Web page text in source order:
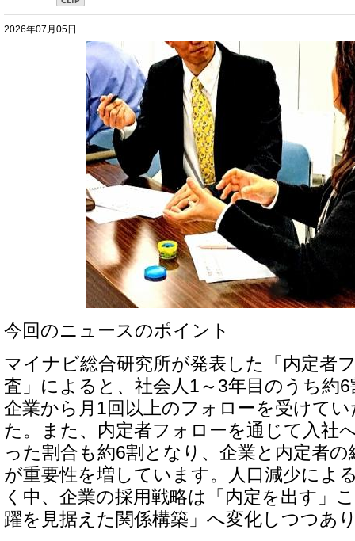
2026年07月05日
今回のニュースのポイント
マイナビ総合研究所が発表した「内定者
査」によると、社会人1～3年目のうち約
企業から月1回以上のフォローを受けて
た。また、内定者フォローを通じて入社
った割合も約6割となり、企業と内定者
が重要性を増しています。人口減少によ
く中、企業の採用戦略は「内定を出す」
躍を見据えた関係構築」へ変化しつつあ